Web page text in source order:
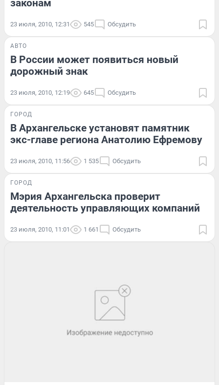
законам
23 июля, 2010, 12:31 545 Обсудить
АВТО
В России может появиться новый
дорожный знак
23 июля, 2010, 12:19 645 Обсудить
ГОРОД
В Архангельске установят памятник
экс-главе региона Анатолию Ефремову
23 июля, 2010, 11:56 1 535 Обсудить
ГОРОД
Мэрия Архангельска проверит
деятельность управляющих компаний
23 июля, 2010, 11:01 1 661 Обсудить